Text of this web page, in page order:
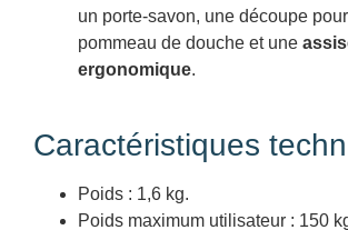
un porte-savon, une découpe
pommeau de douche et une
ergonomique.
Caractéristiques
Poids : 1,6 kg.
Poids maximum utilisateur : 150